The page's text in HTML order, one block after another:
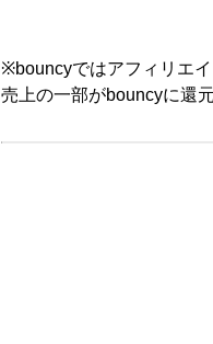
※bouncyではアフィリエ
売上の一部がbouncyに還